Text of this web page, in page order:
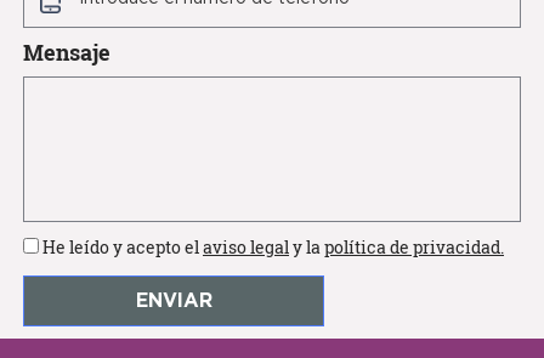
Mensaje
He leído y acepto el aviso legal y la política de privacidad.